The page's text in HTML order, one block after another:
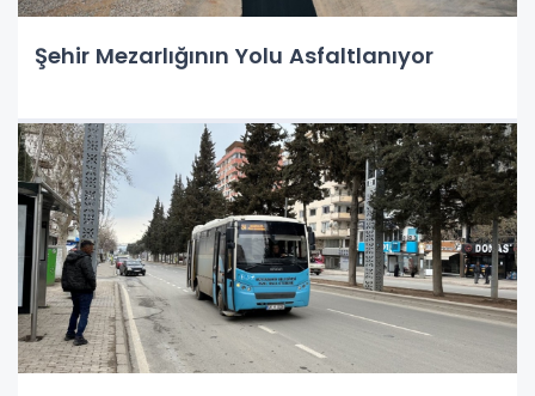
Şehir Mezarlığının Yolu Asfaltlanıyor